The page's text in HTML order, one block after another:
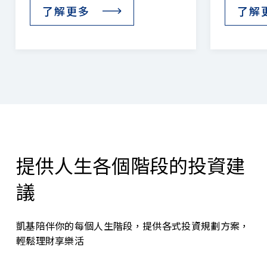
了解更多 了解
提供人生各個階段的投資建
議
凱基陪伴你的每個人生階段，提供各式投資規劃方案，
輕鬆理財享樂活